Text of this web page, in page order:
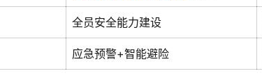
全员安全能力建设
应急预警+智能避险